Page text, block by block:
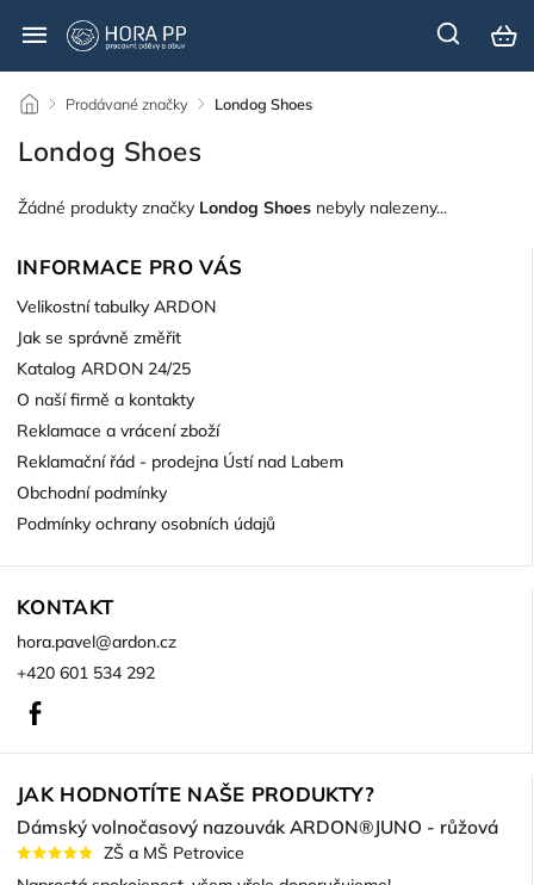
/ Prodávané značky / Londog Shoes
Londog Shoes
Žádné produkty značky Londog Shoes nebyly nalezeny...
INFORMACE PRO VÁS
Velikostní tabulky ARDON
Jak se správně změřit
Katalog ARDON 24/25
O naší firmě a kontakty
Reklamace a vrácení zboží
Reklamační řád - prodejna Ústí nad Labem
Obchodní podmínky
Podmínky ochrany osobních údajů
KONTAKT
hora.pavel@ardon.cz
+420 601 534 292
JAK HODNOTÍTE NAŠE PRODUKTY?
Dámský volnočasový nazouvák ARDON®JUNO - růžová
ZŠ a MŠ Petrovice